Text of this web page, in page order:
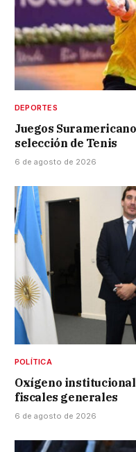
DEPORTES
Juegos
selección de Tenis
6 de agosto de 2026
POLÍTICA
Oxígeno
fiscales generales
6 de agosto de 2026